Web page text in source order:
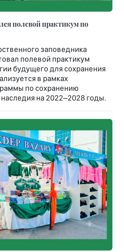
полевой практикум по
заповедника
полевой практикум
будущего для сохранения
в рамках
по сохранению
на 2022–2028 годы.